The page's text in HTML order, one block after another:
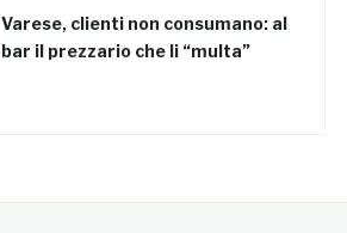
Varese, clienti non consumano: al
bar il prezzario che li “multa”